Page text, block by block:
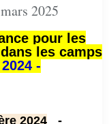
2025
pour les
les camps
-
2024 -